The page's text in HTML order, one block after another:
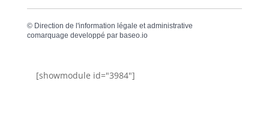
© Direction de l'information légale et administrative
comarquage developpé par baseo.io
[showmodule id="3984"]